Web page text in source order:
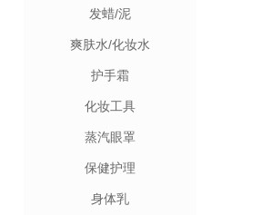
发蜡/泥
爽肤水/化妆水
护手霜
化妆工具
蒸汽眼罩
保健护理
身体乳